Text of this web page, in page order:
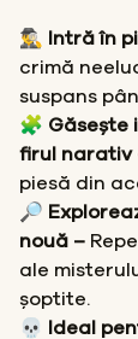
🕵️‍♂️ Intră în
crimă
suspans
🧩 Găsește
firul narativ
piesă din
🔎
nouă –
ale
șoptite.
💀 Ideal